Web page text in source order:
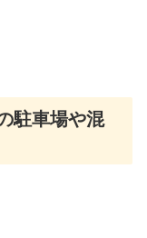
駐車場や混